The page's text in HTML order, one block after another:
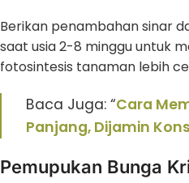
Berikan penambahan sinar
saat usia 2-8 minggu untuk
fotosintesis tanaman lebih
Baca Juga: “Cara
Panjang, Dijamin
Pemupukan Bunga